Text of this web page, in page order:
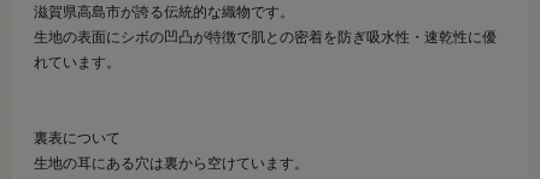
滋賀県高島市が誇る伝統的な織物です。
生地の表面にシボの凹凸が特徴で肌との密着を防ぎ吸水性・速乾性に優
れています。
裏表について
生地の耳にある穴は裏から空けています。